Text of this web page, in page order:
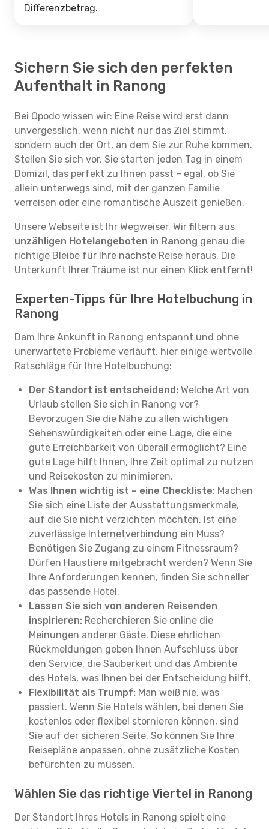
Differenzbetrag.
Sichern Sie sich den perfekten
Aufenthalt in Ranong
Bei Opodo wissen wir: Eine Reise wird erst dann
unvergesslich, wenn nicht nur das Ziel stimmt,
sondern auch der Ort, an dem Sie zur Ruhe kommen.
Stellen Sie sich vor, Sie starten jeden Tag in einem
Domizil, das perfekt zu Ihnen passt – egal, ob Sie
allein unterwegs sind, mit der ganzen Familie
verreisen oder eine romantische Auszeit genießen.
Unsere Webseite ist Ihr Wegweiser. Wir filtern aus
unzähligen Hotelangeboten in Ranong genau die
richtige Bleibe für Ihre nächste Reise heraus. Die
Unterkunft Ihrer Träume ist nur einen Klick entfernt!
Experten-Tipps für Ihre Hotelbuchung in
Ranong
Dam Ihre Ankunft in Ranong entspannt und ohne
unerwartete Probleme verläuft, hier einige wertvolle
Ratschläge für Ihre Hotelbuchung:
Der Standort ist entscheidend: Welche Art von
Urlaub stellen Sie sich in Ranong vor?
Bevorzugen Sie die Nähe zu allen wichtigen
Sehenswürdigkeiten oder eine Lage, die eine
gute Erreichbarkeit von überall ermöglicht? Eine
gute Lage hilft Ihnen, Ihre Zeit optimal zu nutzen
und Reisekosten zu minimieren.
Was Ihnen wichtig ist – eine Checkliste: Machen
Sie sich eine Liste der Ausstattungsmerkmale,
auf die Sie nicht verzichten möchten. Ist eine
zuverlässige Internetverbindung ein Muss?
Benötigen Sie Zugang zu einem Fitnessraum?
Dürfen Haustiere mitgebracht werden? Wenn Sie
Ihre Anforderungen kennen, finden Sie schneller
das passende Hotel.
Lassen Sie sich von anderen Reisenden
inspirieren: Recherchieren Sie online die
Meinungen anderer Gäste. Diese ehrlichen
Rückmeldungen geben Ihnen Aufschluss über
den Service, die Sauberkeit und das Ambiente
des Hotels, was Ihnen bei der Entscheidung hilft.
Flexibilität als Trumpf: Man weiß nie, was
passiert. Wenn Sie Hotels wählen, bei denen Sie
kostenlos oder flexibel stornieren können, sind
Sie auf der sicheren Seite. So können Sie Ihre
Reisepläne anpassen, ohne zusätzliche Kosten
befürchten zu müssen.
Wählen Sie das richtige Viertel in Ranong
Der Standort Ihres Hotels in Ranong spielt eine